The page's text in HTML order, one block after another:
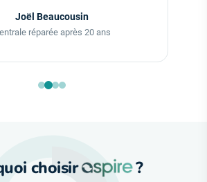
votre rapidité, efficacité et
gentillesse. »
M. et Mme Métayer